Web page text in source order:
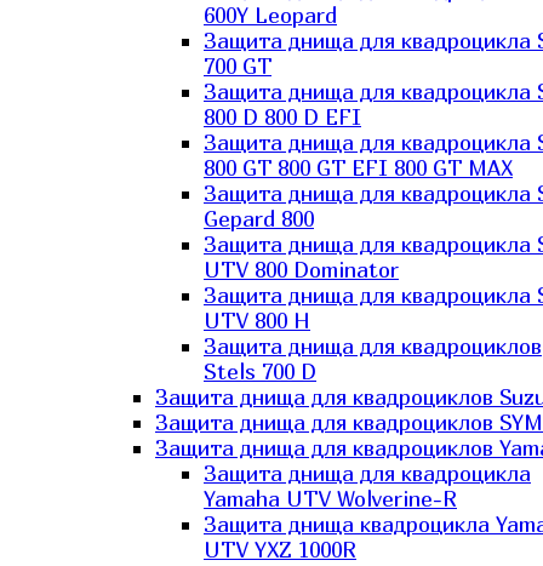
600Y Leopard
Защита днища для квадроцикла
700 GT
Защита днища для квадроцикла
800 D 800 D EFI
Защита днища для квадроцикла
800 GT 800 GT EFI 800 GT MAX
Защита днища для квадроцикла
Gepard 800
Защита днища для квадроцикла
UTV 800 Dominator
Защита днища для квадроцикла
UTV 800 H
Защита днища для квадроциклов
Stels 700 D
Защита днища для квадроциклов
Защита днища для квадроциклов SYM
Защита днища для квадроциклов
Защита днища для квадроцикла
Yamaha UTV Wolverine-R
Защита днища квадроцикла
UTV YXZ 1000R